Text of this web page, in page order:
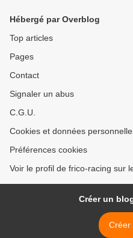
Hébergé par Overblog
Top articles
Pages
Contact
Signaler un abus
C.G.U.
Cookies et données
Préférences cookies
Voir le profil de frico-racing sur
Créer un
Créer